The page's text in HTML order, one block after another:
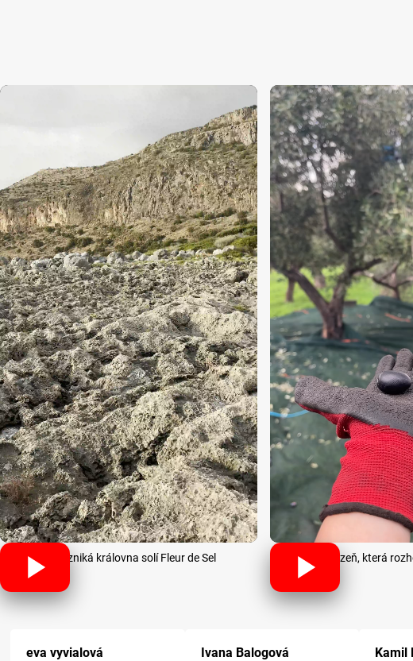
Jak vzniká královna solí Fleur de Sel Sklizeň, která
eva vyvialová Ivana Balogová Kamil